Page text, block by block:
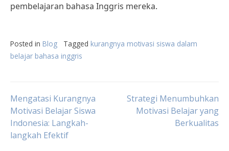
pembelajaran bahasa Inggris mereka.
Posted in Blog Tagged kurangnya motivasi siswa dalam
belajar bahasa inggris
Post
navigation
Mengatasi Kurangnya
Motivasi Belajar Siswa
Indonesia: Langkah-
langkah Efektif
Strategi Menumbuhkan
Motivasi Belajar yang
Berkualitas